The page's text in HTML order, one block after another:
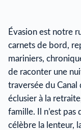
Évasion est notre
carnets de bord,
mariniers,
de raconter une
traversée du Canal
éclusier à la
famille. Il n’est pas
célèbre la lenteur,